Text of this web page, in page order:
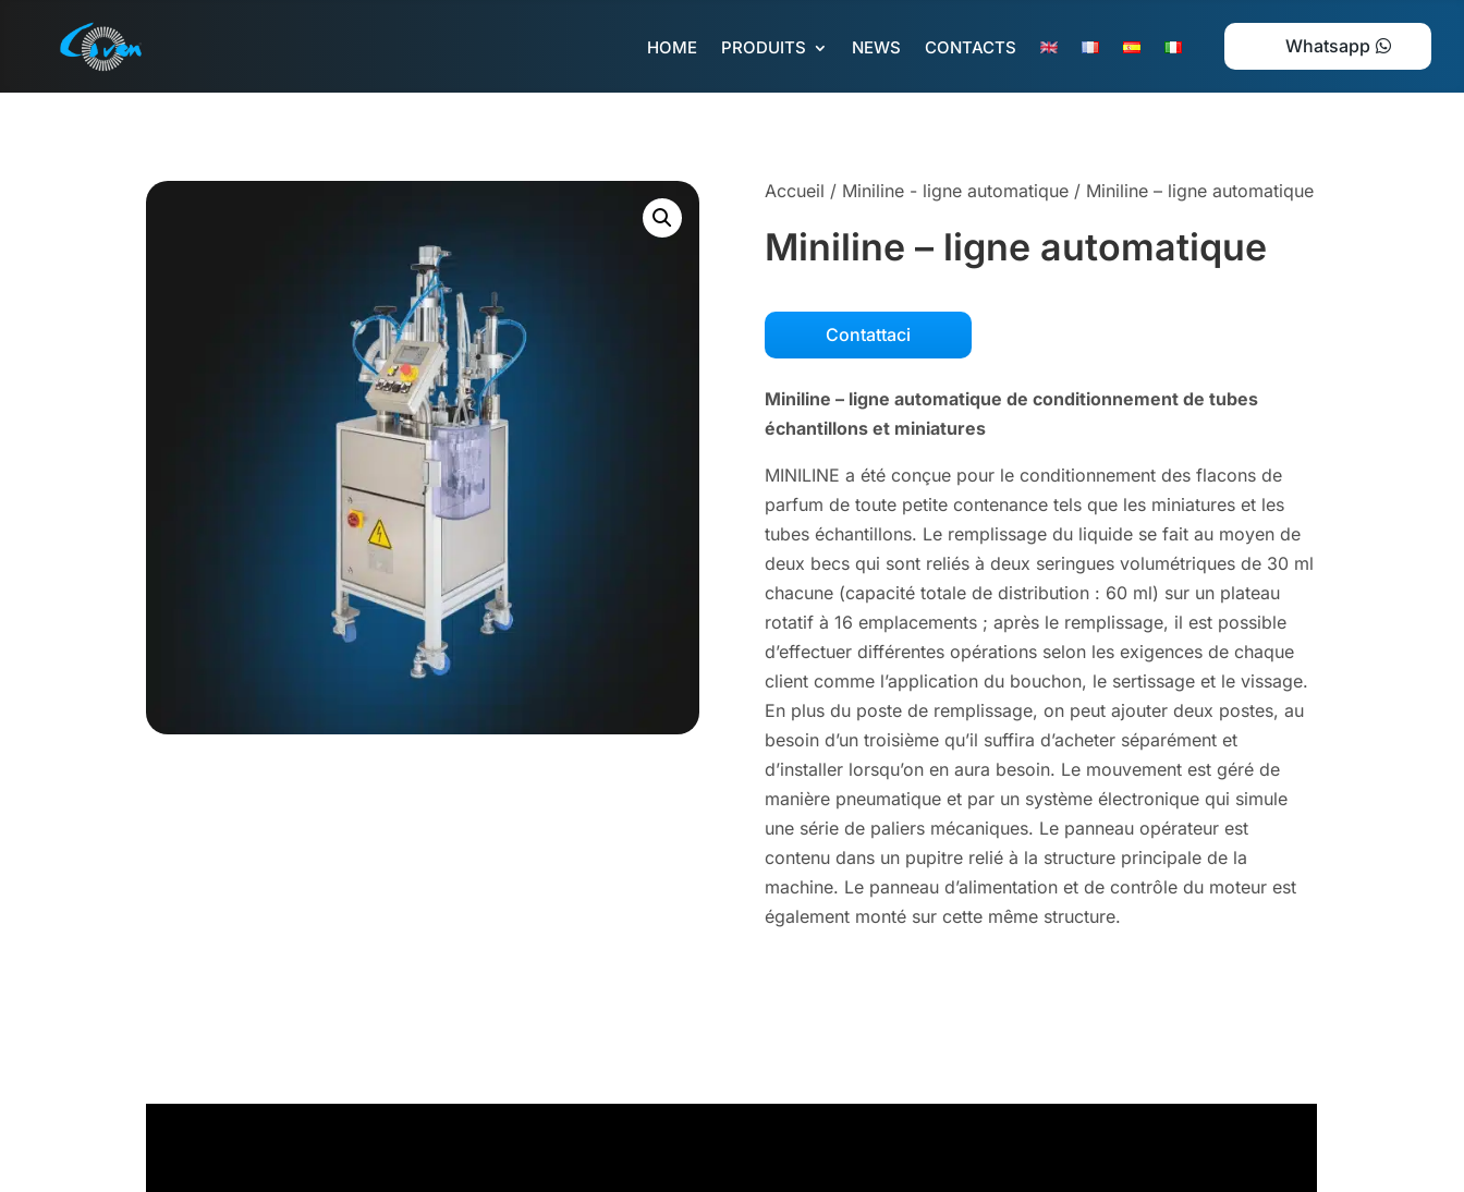
HOME PRODUITS NEWS CONTACTS Whatsapp
Accueil / Miniline - ligne automatique/ Miniline – ligne automatique
Miniline – ligne automatique
Contattaci
Miniline – ligne automatique de conditionnement de tubes
échantillons et miniatures
MINILINE a été conçue pour le conditionnement des flacons de
parfum de toute petite contenance tels que les miniatures et les
tubes échantillons. Le remplissage du liquide se fait au moyen de
deux becs qui sont reliés à deux seringues volumétriques de 30 ml
chacune (capacité totale de distribution : 60 ml) sur un plateau
rotatif à 16 emplacements ; après le remplissage, il est possible
d’effectuer différentes opérations selon les exigences de chaque
client comme l’application du bouchon, le sertissage et le vissage.
En plus du poste de remplissage, on peut ajouter deux postes, au
besoin d’un troisième qu’il suffira d’acheter séparément et
d’installer lorsqu’on en aura besoin. Le mouvement est géré de
manière pneumatique et par un système électronique qui simule
une série de paliers mécaniques. Le panneau opérateur est
contenu dans un pupitre relié à la structure principale de la
machine. Le panneau d’alimentation et de contrôle du moteur est
également monté sur cette même structure.